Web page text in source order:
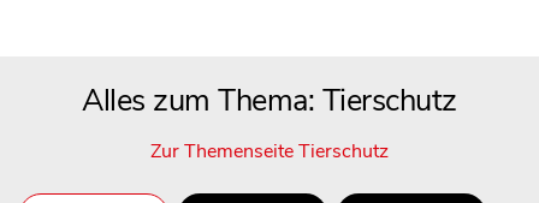
Alles zum Thema: Tierschutz
Zur Themenseite Tierschutz